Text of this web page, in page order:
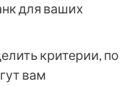
для ваших
критерии, по
вам